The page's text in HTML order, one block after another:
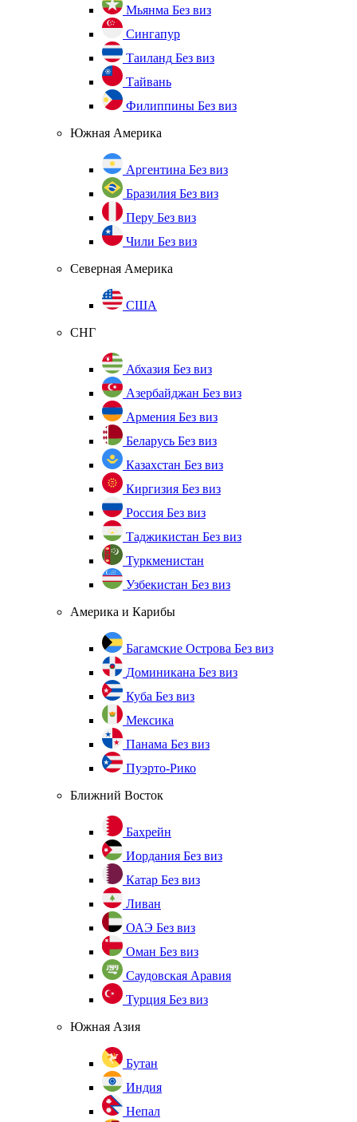
Мьянма Без виз
Сингапур
Таиланд Без виз
Тайвань
Филиппины Без виз
Южная Америка
Аргентина Без виз
Бразилия Без виз
Перу Без виз
Чили Без виз
Северная Америка
США
СНГ
Абхазия Без виз
Азербайджан Без виз
Армения Без виз
Беларусь Без виз
Казахстан Без виз
Киргизия Без виз
Россия Без виз
Таджикистан Без виз
Туркменистан
Узбекистан Без виз
Америка и Карибы
Багамские Острова Без виз
Доминикана Без виз
Куба Без виз
Мексика
Панама Без виз
Пуэрто-Рико
Ближний Восток
Бахрейн
Иордания Без виз
Катар Без виз
Ливан
ОАЭ Без виз
Оман Без виз
Саудовская Аравия
Турция Без виз
Южная Азия
Бутан
Индия
Непал